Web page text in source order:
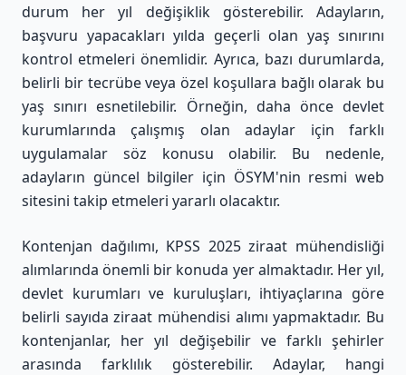
durum her yıl değişiklik gösterebilir. Adayların,
başvuru yapacakları yılda geçerli olan yaş sınırını
kontrol etmeleri önemlidir. Ayrıca, bazı durumlarda,
belirli bir tecrübe veya özel koşullara bağlı olarak bu
yaş sınırı esnetilebilir. Örneğin, daha önce devlet
kurumlarında çalışmış olan adaylar için farklı
uygulamalar söz konusu olabilir. Bu nedenle,
adayların güncel bilgiler için ÖSYM'nin resmi web
sitesini takip etmeleri yararlı olacaktır.
Kontenjan dağılımı, KPSS 2025 ziraat mühendisliği
alımlarında önemli bir konuda yer almaktadır. Her yıl,
devlet kurumları ve kuruluşları, ihtiyaçlarına göre
belirli sayıda ziraat mühendisi alımı yapmaktadır. Bu
kontenjanlar, her yıl değişebilir ve farklı şehirler
arasında farklılık gösterebilir. Adaylar, hangi